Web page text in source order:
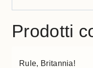
Prodotti
Rule, Britannia!